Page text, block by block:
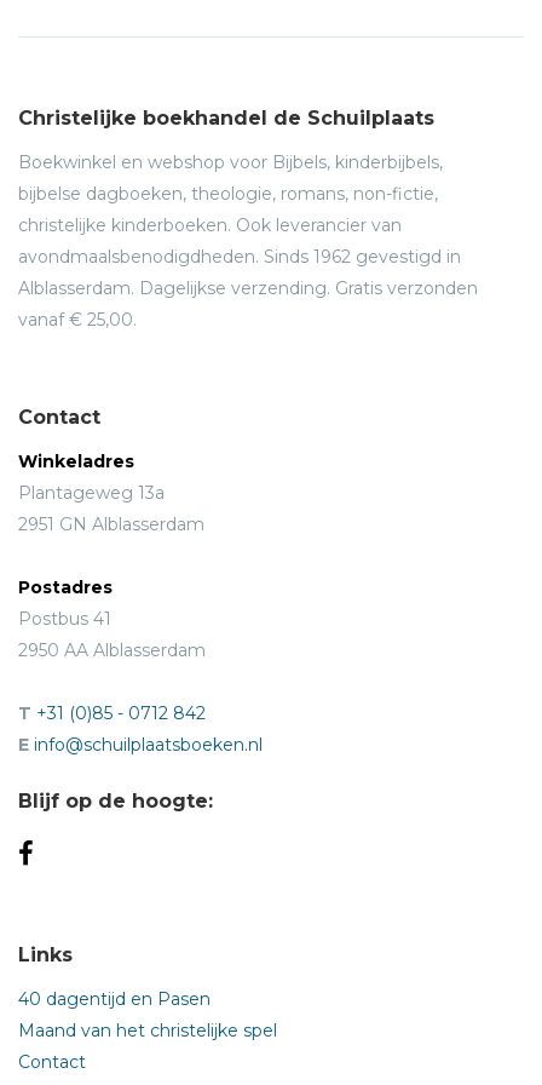
Christelijke boekhandel de Schuilplaats
Boekwinkel en webshop voor Bijbels, kinderbijbels,
bijbelse dagboeken, theologie, romans, non-fictie,
christelijke kinderboeken. Ook leverancier van
avondmaalsbenodigdheden. Sinds 1962 gevestigd in
Alblasserdam. Dagelijkse verzending. Gratis verzonden
vanaf € 25,00.
Contact
Winkeladres
Plantageweg 13a
2951 GN Alblasserdam
Postadres
Postbus 41
2950 AA Alblasserdam
T +31 (0)85 - 0712 842
E info@schuilplaatsboeken.nl
Blijf op de hoogte:
Links
40 dagentijd en Pasen
Maand van het christelijke spel
Contact